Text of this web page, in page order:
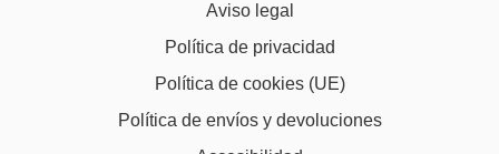
Aviso legal
Política de privacidad
Política de cookies (UE)
Política de envíos y devoluciones